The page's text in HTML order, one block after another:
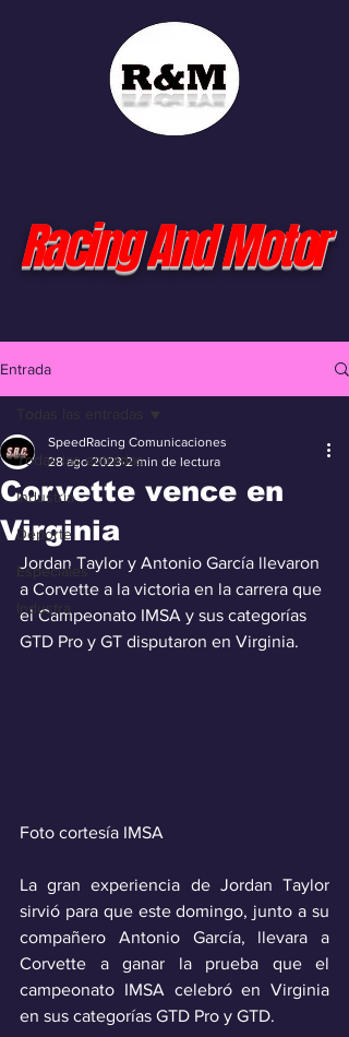
Racing And Motor
Entrada
Todas las entradas
Industria
Deporte
Especiales
Industra
Todas las entradas
Corvette vence en
Virginia
SpeedRacing Comunicaciones
28 ago 2023 2 min de lectura
Jordan Taylor y Antonio García llevaron
a Corvette a la victoria en la carrera que
el Campeonato IMSA y sus categorías
GTD Pro y GT disputaron en Virginia.
Foto cortesía IMSA
La gran experiencia de Jordan Taylor
sirvió para que este domingo, junto a su
compañero Antonio García, llevara a
Corvette a ganar la prueba que el
campeonato IMSA celebró en Virginia
en sus categorías GTD Pro y GTD.